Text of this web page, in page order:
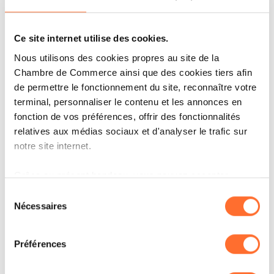
Ce site internet utilise des cookies.
Nous utilisons des cookies propres au site de la
Chambre de Commerce ainsi que des cookies tiers afin
de permettre le fonctionnement du site, reconnaître votre
terminal, personnaliser le contenu et les annonces en
fonction de vos préférences, offrir des fonctionnalités
relatives aux médias sociaux et d'analyser le trafic sur
notre site internet.
Grâce au présent bandeau, vous pouvez accepter,
à l’exception des cookies strictement nécessaires au
fonctionnement du site. Une description des différents
cookies est accessible sous l’onglet « Détails » ci-
dessus.
Nécessaires
Préférences
LES ENTREPRISES ACTRICES DE
LA TRANSITION
ENVIRONNEMENTALE
LIRE